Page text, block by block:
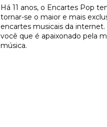
Há 11 anos, o Encartes Pop
tornar-se o maior e mais
encartes musicais da internet.
você que é apaixonado pela
música.